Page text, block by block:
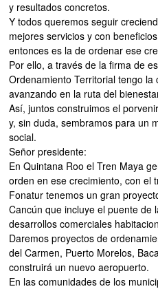
y resultados concretos.
Y todos queremos seguir
mejores servicios y con
entonces es la de ordenar ese
Por ello, a través de la firma de
Ordenamiento Territorial tengo
avanzando en la ruta del
Así, juntos construimos el
y, sin duda, sembramos para un
social.
Señor presidente:
En Quintana Roo el Tren Maya
orden en ese crecimiento, con el
Fonatur tenemos un gran
Cancún que incluye el puente de
desarrollos comerciales
Daremos proyectos de
del Carmen, Puerto Morelos,
construirá un nuevo aeropuerto.
En las comunidades de los